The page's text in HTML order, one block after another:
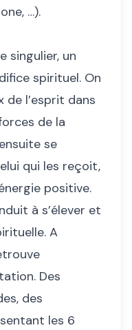
…).
singulier, un
spirituel. On
de l’esprit dans
de la
se
qui les reçoit,
positive.
à s’élever et
A
Des
des
les 6